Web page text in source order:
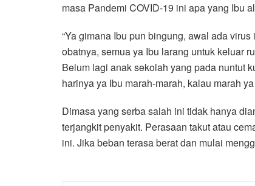
masa Pandemi COVID-19 ini apa yang Ibu
“Ya gimana Ibu pun bingung, awal ada
obatnya, semua ya Ibu larang untuk keluar
Belum lagi anak sekolah yang pada nuntut
harinya ya Ibu marah-marah, kalau marah
Dimasa yang serba salah ini tidak hanya
terjangkit penyakit. Perasaan takut atau
ini. Jika beban terasa berat dan mulai